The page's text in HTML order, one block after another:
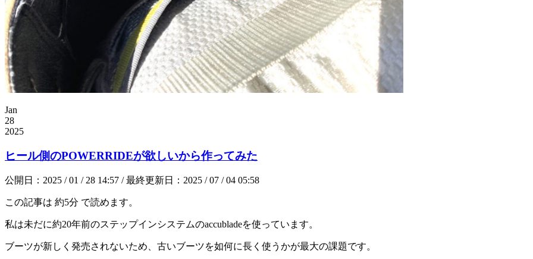
Jan
28
2025
ヒール側のPOWERRIDEが欲しいから作ってみた
公開日：2025 / 01 / 28 14:57 / 最終更新日：2025 / 07 / 04 05:58
この記事は 約5分 で読めます。
私は未だに約20年前のステップインシステムのaccubladeを使っています。
ブーツが新しく発売されないため、古いブーツを如何に長く使うかが最大の課題です。